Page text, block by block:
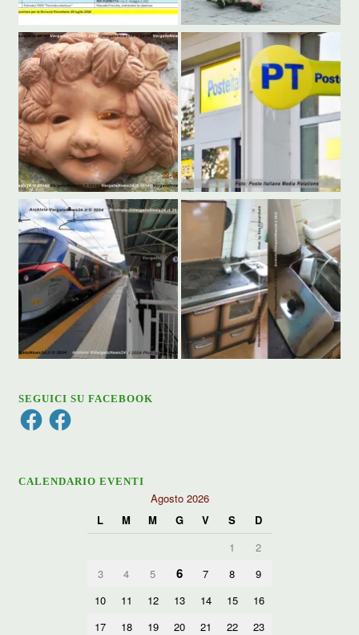
SEGUICI SU FACEBOOK
FacebookFacebook
CALENDARIO EVENTI
Agosto 2026
L
M M G V S
D
1
2
3
4 5 6 7 8
9
10
11 12 13 14 15
16
17
18 19 20 21 22
23